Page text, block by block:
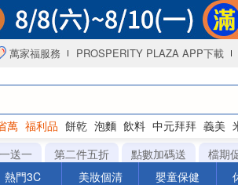
萬家福服務 PROSPERITY PLAZA APP下載
萬 福利品 餅乾 泡麵 飲料 中元拜拜 義美
送一 第二件五折 點數加碼送
檔期
熱門3C 美妝個清 嬰童保健